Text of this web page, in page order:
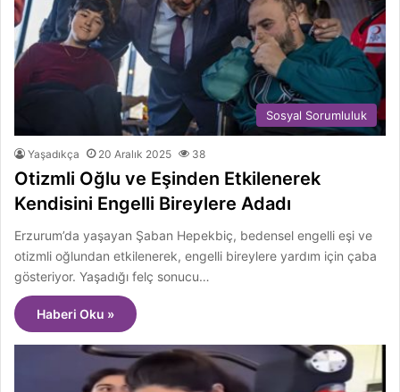
Sosyal Sorumluluk
Yaşadıkça 20 Aralık 2025 38
Otizmli Oğlu ve Eşinden Etkilenerek
Kendisini Engelli Bireylere Adadı
Erzurum’da yaşayan Şaban Hepekbiç, bedensel engelli eşi ve
otizmli oğlundan etkilenerek, engelli bireylere yardım için çaba
gösteriyor. Yaşadığı felç sonucu…
Haberi Oku »